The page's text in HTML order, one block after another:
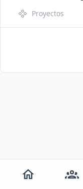
Proyectos